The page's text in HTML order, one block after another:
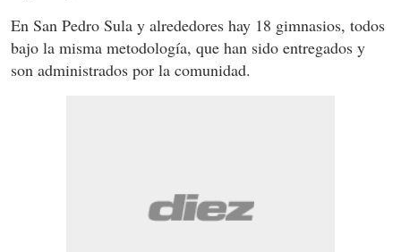
En San Pedro Sula y alrededores hay 18 gimnasios, todos
bajo la misma metodología, que han sido entregados y
son administrados por la comunidad.